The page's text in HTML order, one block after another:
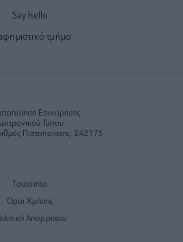
Say hello
τμήμα
Επιχείρησης
Τύπου
Πιστοποίησης: 242175
Ταυτότητα
Όροι Χρήσης
Απορρήτου